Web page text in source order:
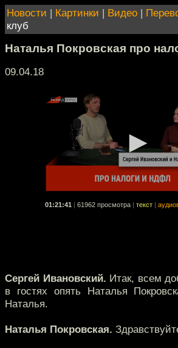
Новости | Картинки | Видео |
клуб
Наталья Покровская про
09.04.18
01:21:41 61962 просмотра текст
Сергей Ивановский. Итак, всем
в гостях опять Наталья
Наталья.
Наталья Покровская.